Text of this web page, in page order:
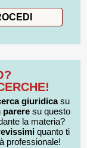
giuridicasu
pareresu questo
la materia?
quanto ti
professionale!